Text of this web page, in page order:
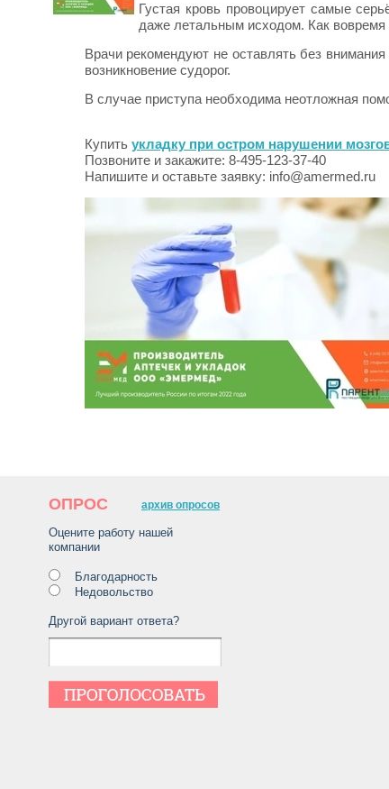
Густая кровь провоцирует самые
даже летальным исходом. Как вовремя
Врачи рекомендуют не оставлять без
возникновение судорог.
В случае приступа необходима неотложная
Купить укладку при остром нарушении
Позвоните и закажите: 8-495-123-37-40
Напишите и оставьте заявку: info@amermed.ru
ОПРОС архив опросов
Оцените работу нашей
компании
Благодарность
Недовольство
Другой вариант ответа?